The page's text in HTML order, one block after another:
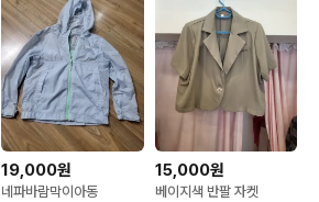
19,000원
네파바람막이아동
15,000원
베이지색 반팔 자켓